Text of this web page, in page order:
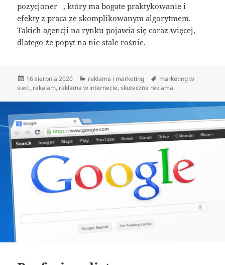
pozycjoner , który ma bogate praktykowanie i
efekty z praca ze skomplikowanym algorytmem.
Takich agencji na rynku pojawia się coraz więcej,
dlatego że popyt na nie stale rośnie.
Data
publikacji
16 sierpnia 2020 Kategorie
reklama i marketing Tagi
marketing w
sieci, rekalam, reklama w internecie,skuteczna reklama